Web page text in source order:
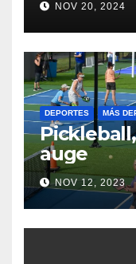
NOV 20, 2024
DEPORTES MÁS
auge
NOV 12, 2023